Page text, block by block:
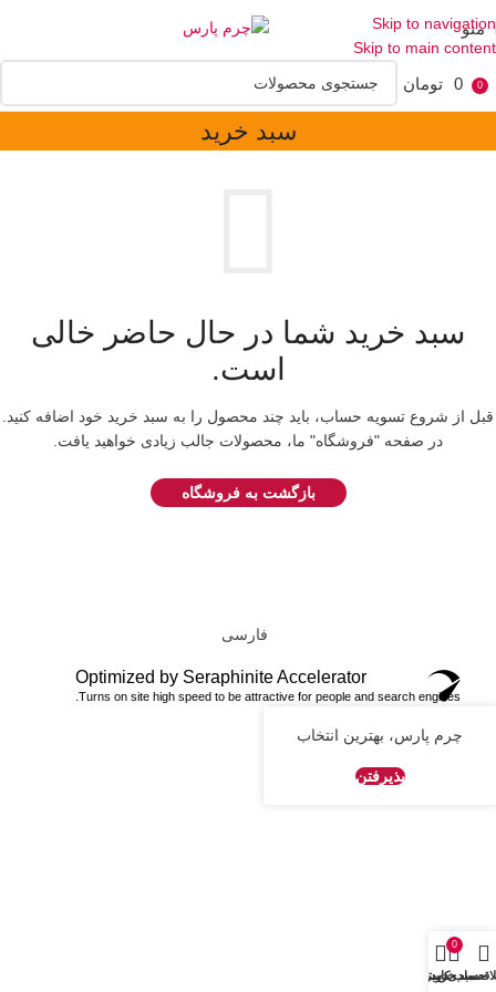
Skip to navigation
Skip to main content
منو
0
0 تومان
سبد خرید
سبد خرید شما در حال حاضر خالی
است.
قبل از شروع تسویه حساب، باید چند محصول را به سبد خرید خود اضافه کنید.
در صفحه "فروشگاه" ما، محصولات جالب زیادی خواهید یافت.
بازگشت به فروشگاه
چرم پارس، بهترین انتخاب
پذیرفتن
مندی
0
سبد خرید
حساب کاربری من
دسته ها
فارسی
Optimized by Seraphinite Accelerator
Turns on site high speed to be attractive for people and search engines.